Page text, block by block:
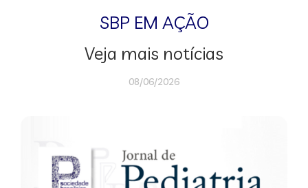
SBP EM AÇÃO
Veja mais notícias
08/06/2026